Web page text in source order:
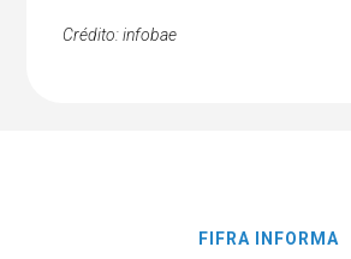
Crédito: infobae
FIFRA INFORMA